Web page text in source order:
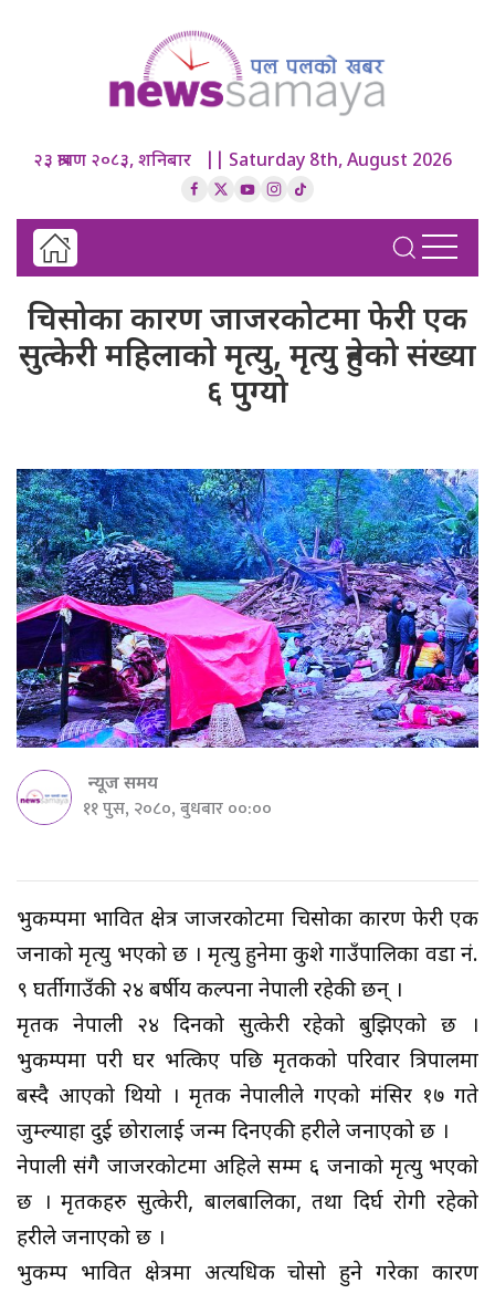
२३ श्रावण २०८३, शनिबार || Saturday 8th, August 2026
चिसोका कारण जाजरकोटमा फेरी एक
सुत्केरी महिलाको मृत्यु, मृत्यु हुनेको संख्या
६ पुग्यो
न्यूज समय
११ पुस, २०८०, बुधबार ००:००
भुकम्पमा प्रभावित क्षेत्र जाजरकोटमा चिसोका कारण फेरी एक
जनाको मृत्यु भएको छ । मृत्यु हुनेमा कुशे गाउँपालिका वडा नं.
९ घर्तीगाउँकी २४ बर्षीय कल्पना नेपाली रहेकी छन् ।
मृतक नेपाली २४ दिनको सुत्केरी रहेको बुझिएको छ ।
भुकम्पमा परी घर भत्किए पछि मृतकको परिवार त्रिपालमा
बस्दै आएको थियो । मृतक नेपालीले गएको मंसिर १७ गते
जुम्ल्याहा दुई छोरालाई जन्म दिनएकी प्रहरीले जनाएको छ ।
नेपाली संगै जाजरकोटमा अहिले सम्म ६ जनाको मृत्यु भएको
छ । मृतकहरु सुत्केरी, बालबालिका, तथा दिर्घ रोगी रहेको
प्रहरीले जनाएको छ ।
भुकम्प प्रभावित क्षेत्रमा अत्यधिक चोसो हुने गरेका कारण